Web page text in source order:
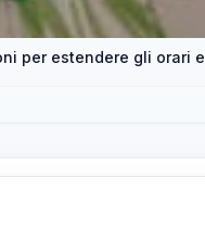
per estendere gli orari